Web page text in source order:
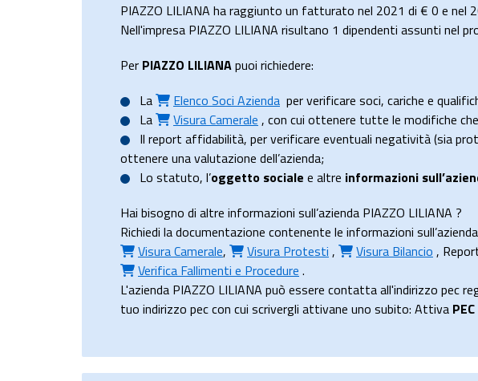
PIAZZO LILIANA ha raggiunto un fatturato nel 2021 di € 0 e nel
Nell'impresa PIAZZO LILIANA risultano 1 dipendenti assunti nel
Per PIAZZO LILIANApuoi richiedere:
La
Elenco Soci Azienda per verificare soci, cariche e
La
Visura Camerale , con cui ottenere tutte le modifiche
Il report affidabilità, per verificare eventuali negatività (sia
ottenere una valutazione dell’azienda;
Lo statuto, l’oggetto sociale e altre informazioni
Hai bisogno di altre informazioni sull’azienda PIAZZO LILIANA ?
Richiedi la documentazione contenente le informazioni
Visura Camerale, Visura Protesti , Visura Bilancio ,
Verifica Fallimenti e Procedure .
L'azienda PIAZZO LILIANA può essere contatta all'indirizzo pec
tuo indirizzo pec con cui scrivergli attivane uno subito: Attiva PEC